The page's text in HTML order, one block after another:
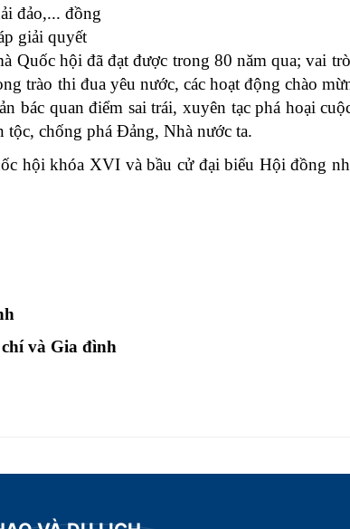
đảo,... đồng
giải quyết
hội đã đạt được trong 80 năm qua; vai
trào thi đua yêu nước, các hoạt động chào
bác quan điểm sai trái, xuyên tạc phá hoại
tộc, chống phá Đảng, Nhà nước ta.
hội khóa XVI và bầu cử đại biểu Hội đồng
và Gia đình